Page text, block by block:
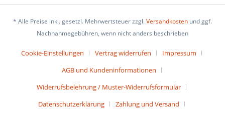
* Alle Preise inkl. gesetzl. Mehrwertsteuer zzgl.Versandkosten und ggf.
Nachnahmegebühren, wenn nicht anders beschrieben
Cookie-Einstellungen Vertrag widerrufen
Impressum
AGB und Kundeninformationen
Widerrufsbelehrung / Muster-Widerrufsformular
Datenschutzerklärung
Zahlung und Versand